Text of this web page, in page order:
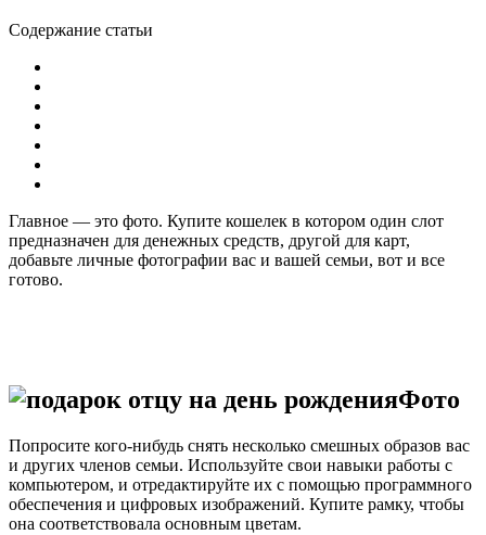
Содержание статьи
Главное — это фото. Купите кошелек в котором один слот
предназначен для денежных средств, другой для карт,
добавьте личные фотографии вас и вашей семьи, вот и все
готово.
Фото
Попросите кого-нибудь снять несколько смешных образов вас
и других членов семьи. Используйте свои навыки работы с
компьютером, и отредактируйте их с помощью программного
обеспечения и цифровых изображений. Купите рамку, чтобы
она соответствовала основным цветам.